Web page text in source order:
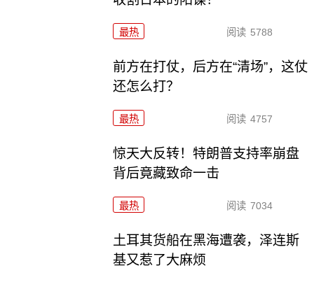
最热 阅读 5788
前方在打仗，后方在“清场”，这仗
还怎么打？
最热 阅读 4757
惊天大反转！特朗普支持率崩盘
背后竟藏致命一击
最热 阅读 7034
土耳其货船在黑海遭袭，泽连斯
基又惹了大麻烦